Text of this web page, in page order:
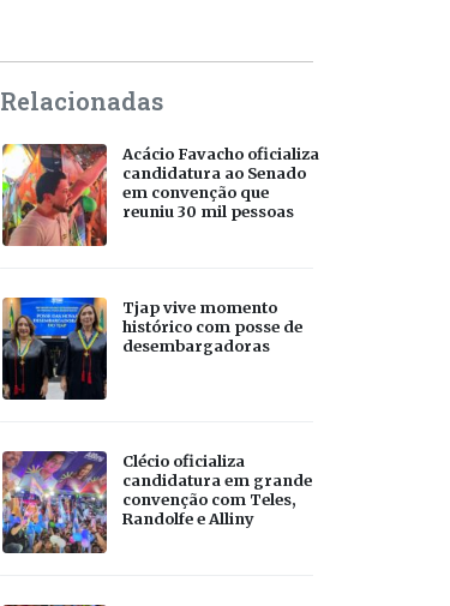
Relacionadas
Acácio Favacho oficializa
candidatura ao Senado
em convenção que
reuniu 30 mil pessoas
Tjap vive momento
histórico com posse de
desembargadoras
Clécio oficializa
candidatura em grande
convenção com Teles,
Randolfe e Alliny